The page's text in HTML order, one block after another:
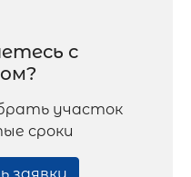
с
участок
сроки